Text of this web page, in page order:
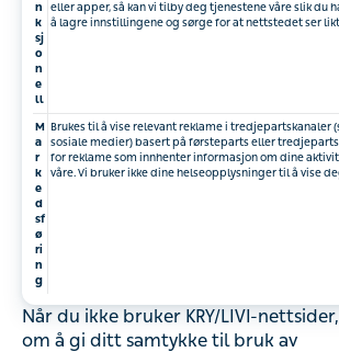
n
k
sj
o
n
e
ll
eller apper, så kan vi tilby deg tjenestene våre slik du
å lagre innstillingene og sørge for at nettstedet ser
M
a
r
k
e
d
sf
ø
ri
n
g
Brukes til å vise relevant reklame i tredjepartskanaler
sosiale medier) basert på førsteparts eller
for reklame som innhenter informasjon om dine
våre. Vi bruker ikke dine helseopplysninger til å vise
Når du ikke bruker KRY/LIVI-
om å gi ditt samtykke til bruk av